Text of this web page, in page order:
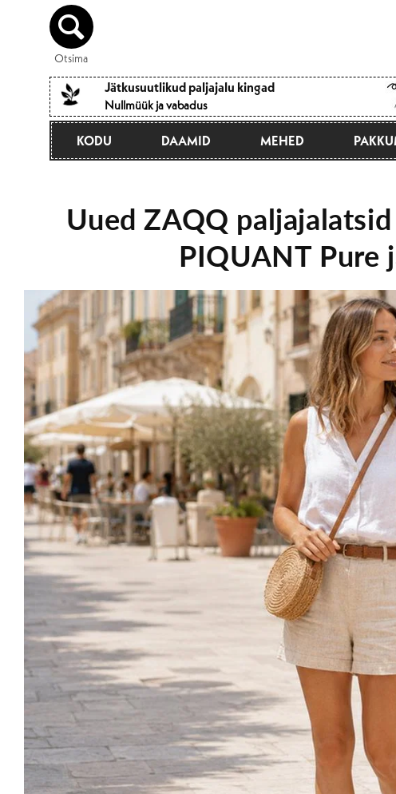
sisule
Otsima
Jätkusuutlikud paljajalu kingad
Nullmüük ja vabadus
KODU DAAMID MEHED
Uued ZAQQ
PIQUANT Pure